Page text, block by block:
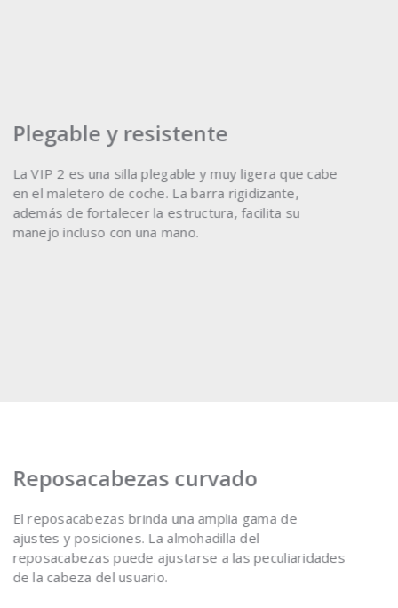
Plegable y resistente
La VIP 2 es una silla plegable y muy ligera que cabe
en el maletero de coche. La barra rigidizante,
además de fortalecer la estructura, facilita su
manejo incluso con una mano.
Reposacabezas curvado
El reposacabezas brinda una amplia gama de
ajustes y posiciones. La almohadilla del
reposacabezas puede ajustarse a las peculiaridades
de la cabeza del usuario.